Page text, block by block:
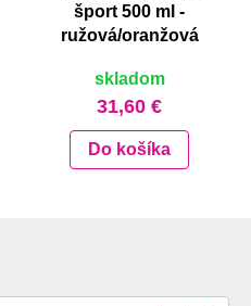
šport 500 ml -
ružová/oranžová
skladom
31,60 €
Do košíka